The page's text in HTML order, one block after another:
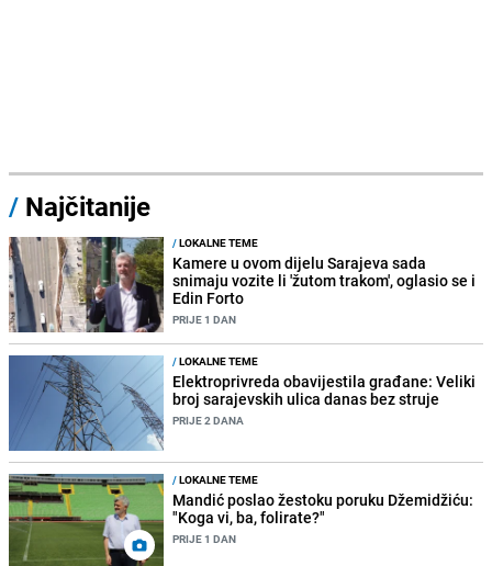
/ Najčitanije
/LOKALNE TEME
Kamere u ovom dijelu Sarajeva sada
snimaju vozite li 'žutom trakom', oglasio se i
Edin Forto
PRIJE 1 DAN
/LOKALNE TEME
Elektroprivreda obavijestila građane: Veliki
broj sarajevskih ulica danas bez struje
PRIJE 2 DANA
/LOKALNE TEME
Mandić poslao žestoku poruku Džemidžiću:
"Koga vi, ba, folirate?"
PRIJE 1 DAN